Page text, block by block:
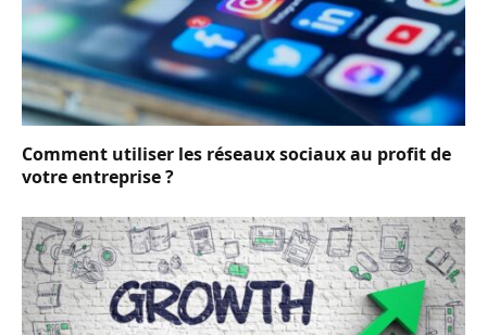
Comment utiliser les réseaux sociaux au profit de
votre entreprise ?